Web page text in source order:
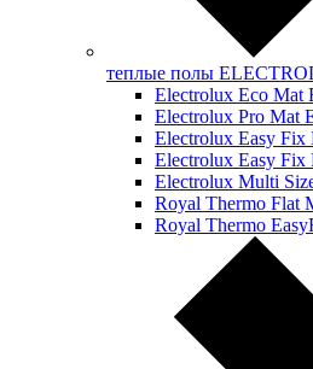
теплые полы
Electrolux Eco Mat
Electrolux Pro Mat
Electrolux Easy Fix
Electrolux Easy Fix
Electrolux Multi
Royal Thermo Flat
Royal Thermo